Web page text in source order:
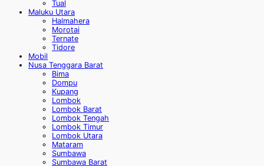
Tual
Maluku Utara
Halmahera
Morotai
Ternate
Tidore
Mobil
Nusa Tenggara Barat
Bima
Dompu
Kupang
Lombok
Lombok Barat
Lombok Tengah
Lombok Timur
Lombok Utara
Mataram
Sumbawa
Sumbawa Barat